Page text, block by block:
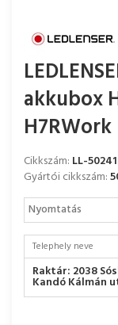
akkubox
H7RWork
Cikkszám: LL-
Gyártói cikkszám:
Nyomtatás
Telephely neve
Raktár: 2038
Kandó Kálmán